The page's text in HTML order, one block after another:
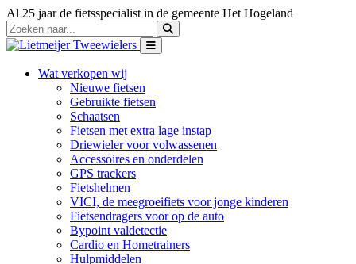
Al 25 jaar de fietsspecialist in de gemeente Het Hogeland
Wat verkopen wij
Nieuwe fietsen
Gebruikte fietsen
Schaatsen
Fietsen met extra lage instap
Driewieler voor volwassenen
Accessoires en onderdelen
GPS trackers
Fietshelmen
VICI, de meegroeifiets voor jonge kinderen
Fietsendragers voor op de auto
Bypoint valdetectie
Cardio en Hometrainers
Hulpmiddelen